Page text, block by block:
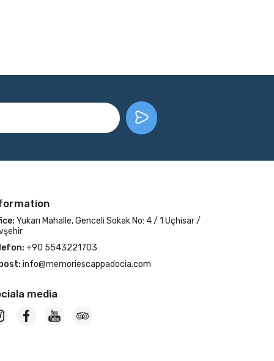
Yukarı Mahalle, Genceli Sokak No: 4 / 1 Uçhisar /
+90 5543221703
info@memoriescappadocia.com
media